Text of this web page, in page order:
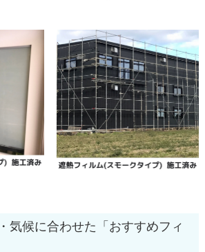
気候に合わせた「おすすめフィ